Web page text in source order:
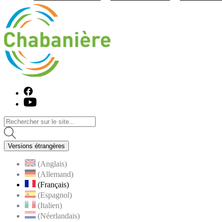
Facebook
Youtube
Versions étrangères
(Anglais)
(Allemand)
(Français)
(Espagnol)
(Italien)
(Néerlandais)